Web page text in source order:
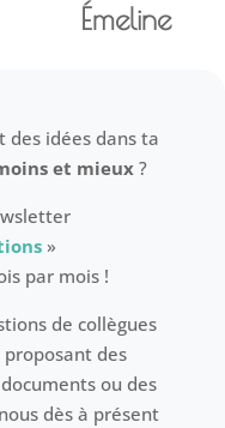
Émeline
des idées dans ta
et mieux?
»
par mois !
de collègues
des
ou des
dès à présent